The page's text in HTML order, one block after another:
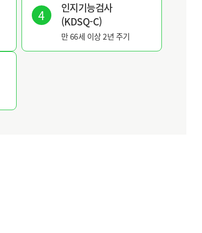
인지기능검사
(KDSQ-C)
만 66세 이상 2년 주기